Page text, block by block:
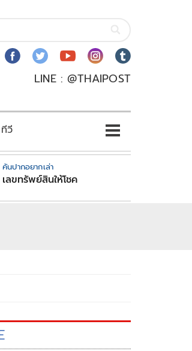
LINE : @THAIPOST
วี
คันปากอยากเล่า
เลขทรัพย์สินให้โชค